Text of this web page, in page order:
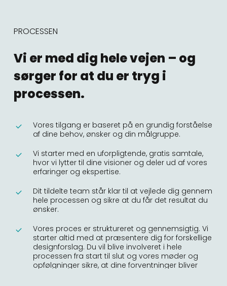
PROCESSEN
Vi er med dig hele vejen – og
sørger for at du er tryg i
processen.
Vores tilgang er baseret på en grundig forståelse
af dine behov, ønsker og din målgruppe.
Vi starter med en uforpligtende, gratis samtale,
hvor vi lytter til dine visioner og deler ud af vores
erfaringer og ekspertise.
Dit tildelte team står klar til at vejlede dig gennem
hele processen og sikre at du får det resultat du
ønsker.
Vores proces er struktureret og gennemsigtig. Vi
starter altid med at præsentere dig for forskellige
designforslag. Du vil blive involveret i hele
processen fra start til slut og vores møder og
opfølgninger sikre, at dine forventninger bliver